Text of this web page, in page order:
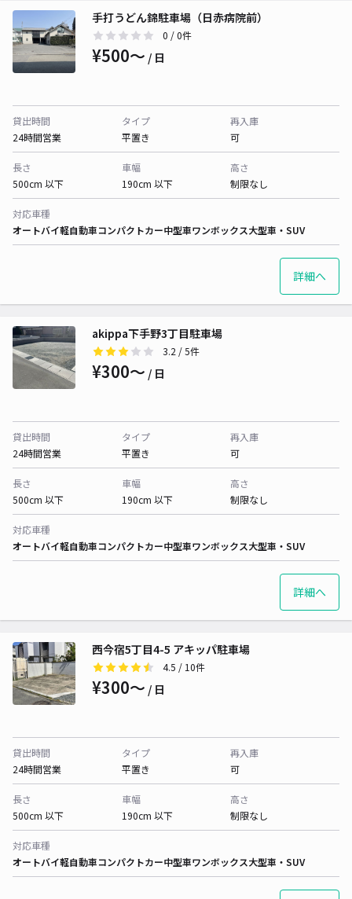
手打うどん錦駐車場（日赤病院前）
0 / 0件
¥500〜 / 日
貸出時間
24時間営業
タイプ
平置き
再入庫
可
長さ
500cm 以下
車幅
190cm 以下
高さ
制限なし
対応車種
オートバイ軽自動車コンパクトカー中型車ワンボックス大型車・SUV
詳細へ
akippa下手野3丁目駐車場
3.2 / 5件
¥300〜 / 日
貸出時間
24時間営業
タイプ
平置き
再入庫
可
長さ
500cm 以下
車幅
190cm 以下
高さ
制限なし
対応車種
オートバイ軽自動車コンパクトカー中型車ワンボックス大型車・SUV
詳細へ
西今宿5丁目4-5 アキッパ駐車場
4.5 / 10件
¥300〜 / 日
貸出時間
24時間営業
タイプ
平置き
再入庫
可
長さ
500cm 以下
車幅
190cm 以下
高さ
制限なし
対応車種
オートバイ軽自動車コンパクトカー中型車ワンボックス大型車・SUV